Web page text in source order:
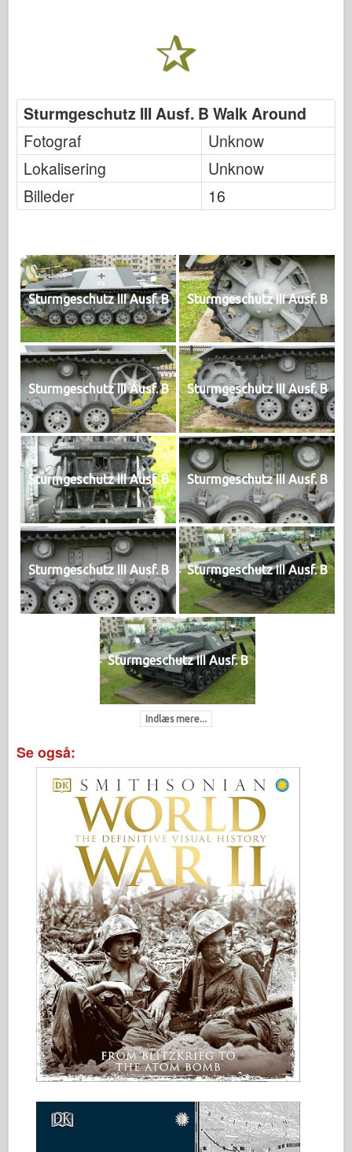
Sturmgeschutz III Ausf. B Walk Around
Fotograf
Unknow
Lokalisering
Unknow
Billeder
16
Sturmgeschutz III Ausf. B Sturmgeschutz III Ausf. B
Sturmgeschutz III Ausf. B Sturmgeschutz III Ausf. B
Sturmgeschutz III Ausf. B Sturmgeschutz III Ausf. B
Sturmgeschutz III Ausf. B Sturmgeschutz III Ausf. B
Sturmgeschutz III Ausf. B
Indlæs mere...
Se også: